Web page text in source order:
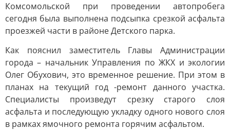
Комсомольской при проведении автопробега
сегодня была выполнена подсыпка срезкой асфальта
проезжей части в районе Детского парка.
Как пояснил заместитель Главы Администрации
города – начальник Управления по ЖКХ и экологии
Олег Обухович, это временное решение. При этом в
планах на текущий год -ремонт данного участка.
Специалисты произведут срезку старого слоя
асфальта и последующую укладку одного нового слоя
в рамках ямочного ремонта горячим асфальтом.